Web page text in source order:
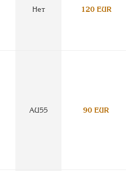
Нет 120 EUR
AU55 90 EUR